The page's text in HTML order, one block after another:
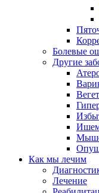
Болевые
Другие
Как мы лечим
Лечение